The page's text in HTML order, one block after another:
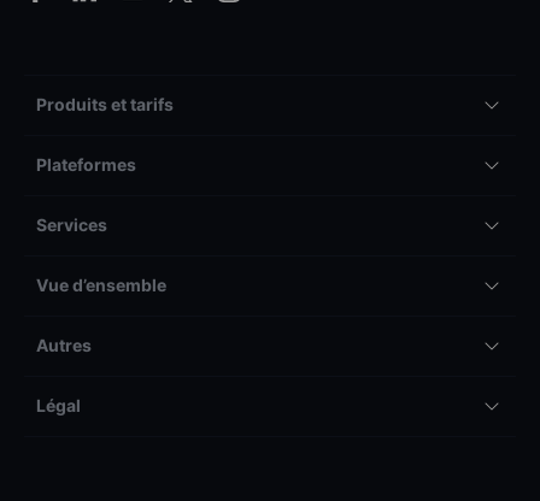
Produits et tarifs
Plateformes
Services
Vue d’ensemble
Autres
Légal